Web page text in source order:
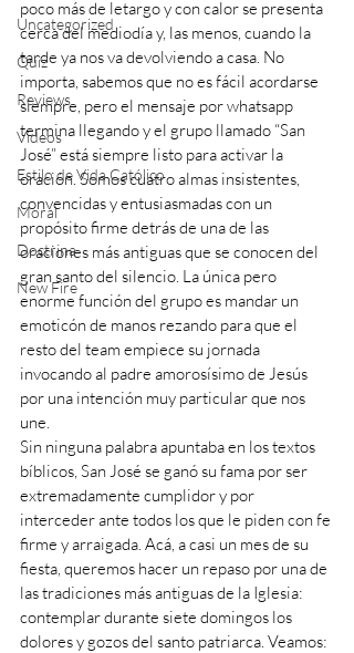
Uncategorized
Quiz
Reviews
Videos
Estilo de Vida Católico
Moral
Doctrina
New Fire
poco más de letargo y con calor se presenta
cerca del mediodía y, las menos, cuando la
tarde ya nos va devolviendo a casa. No
importa, sabemos que no es fácil acordarse
siempre, pero el mensaje por whatsapp
termina llegando y el grupo llamado “San
José” está siempre listo para activar la
oración. Somos cuatro almas insistentes,
convencidas y entusiasmadas con un
propósito firme detrás de una de las
oraciones más antiguas que se conocen del
gran santo del silencio. La única pero
enorme función del grupo es mandar un
emoticón de manos rezando para que el
resto del team empiece su jornada
invocando al padre amorosísimo de Jesús
por una intención muy particular que nos
une.
Sin ninguna palabra apuntaba en los textos
bíblicos, San José se ganó su fama por ser
extremadamente cumplidor y por
interceder ante todos los que le piden con fe
firme y arraigada. Acá, a casi un mes de su
fiesta, queremos hacer un repaso por una de
las tradiciones más antiguas de la Iglesia:
contemplar durante siete domingos los
dolores y gozos del santo patriarca. Veamos: